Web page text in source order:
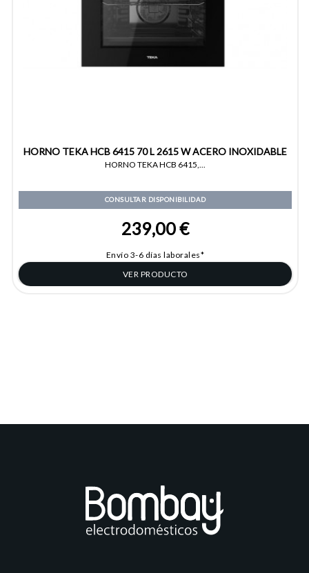
HORNO TEKA HCB 6415 70 L 2615 W ACERO INOXIDABLE
HORNO TEKA HCB 6415,...
CONSULTAR DISPONIBILIDAD
239,00 €
Envío 3-6 días laborales*
VER PRODUCTO